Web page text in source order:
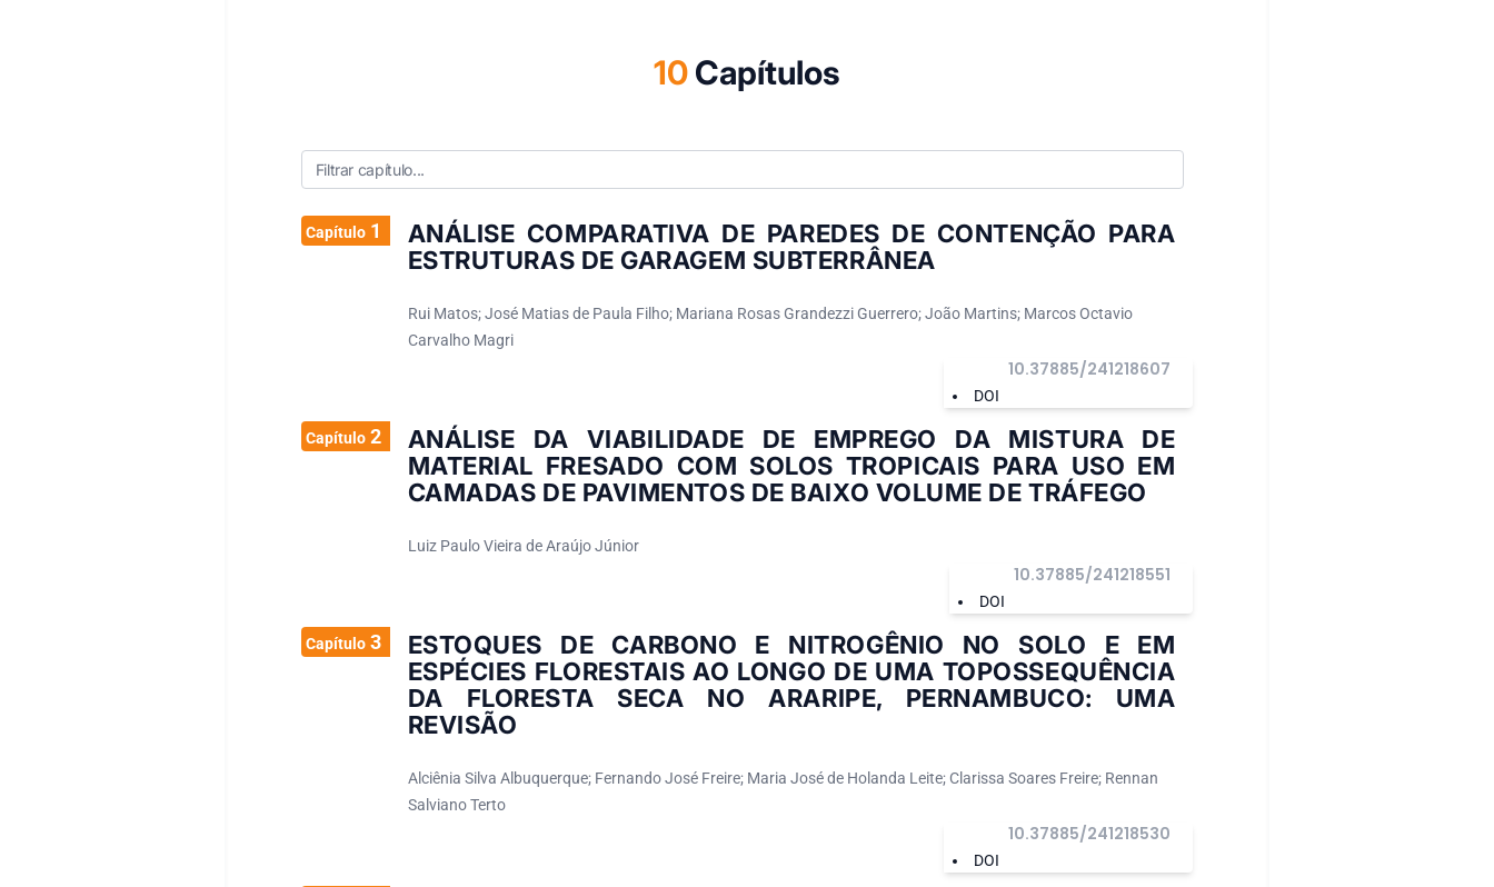
10Capítulos
Capítulo1
ANÁLISE COMPARATIVA DE PAREDES DE CONTENÇÃO PARA
ESTRUTURAS DE GARAGEM SUBTERRÂNEA
Rui Matos; José Matias de Paula Filho; Mariana Rosas Grandezzi Guerrero; João Martins; Marcos Octavio
Carvalho Magri
DOI
10.37885/241218607
Capítulo2
ANÁLISE DA VIABILIDADE DE EMPREGO DA MISTURA DE
MATERIAL FRESADO COM SOLOS TROPICAIS PARA USO EM
CAMADAS DE PAVIMENTOS DE BAIXO VOLUME DE TRÁFEGO
Luiz Paulo Vieira de Araújo Júnior
DOI
10.37885/241218551
Capítulo3
ESTOQUES DE CARBONO E NITROGÊNIO NO SOLO E EM
ESPÉCIES FLORESTAIS AO LONGO DE UMA TOPOSSEQUÊNCIA
DA FLORESTA SECA NO ARARIPE, PERNAMBUCO: UMA
REVISÃO
Alciênia Silva Albuquerque; Fernando José Freire; Maria José de Holanda Leite; Clarissa Soares Freire; Rennan
Salviano Terto
DOI
10.37885/241218530